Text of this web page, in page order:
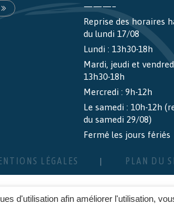
d'utilisation afin améliorer l'utilisation,
———–
Reprise des horaires
du lundi 17/08
Lundi : 13h30-18h
Mardi, jeudi et
13h30-18h
Mercredi : 9h-12h
Le samedi : 10h-12h
du samedi 29/08)
Fermé les jours fériés
LÉGALES PLAN DU